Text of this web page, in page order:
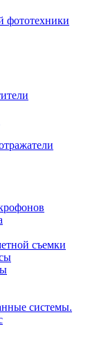
фототехники
съемки
системы.